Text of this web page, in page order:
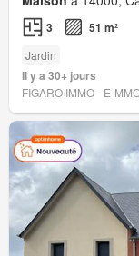
3 51 m²
Jardin
Il y a 30+ jours
FIGARO IMMO - E-